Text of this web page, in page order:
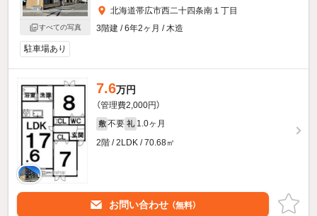
すべての写真
北海道帯広市西二十四条南１丁目
3階建 / 6年2ヶ月 / 木造
駐車場あり
7.6万円
（管理費2,000円）
敷 不要 礼 1.0ヶ月
2階 / 2LDK / 70.68㎡
お問い合わせ （無料）